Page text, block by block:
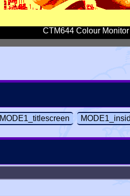
CTM644 Colour Monitor
MODE1_titlescreen